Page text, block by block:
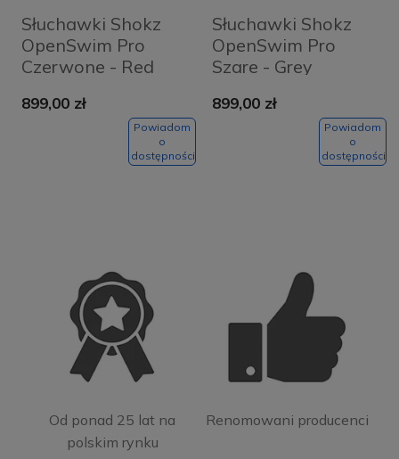
Słuchawki Shokz
OpenSwim Pro
Czerwone - Red
899,00 zł
Powiadom
o
dostępności
Słuchawki Shokz
OpenSwim Pro
Szare - Grey
899,00 zł
Powiadom
o
dostępności
Od ponad 25 lat na
polskim rynku
Renomowani producenci